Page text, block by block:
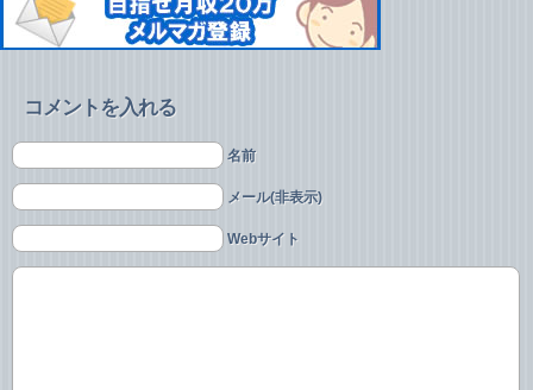
コメントを入れる
名前
メール(非表示)
Webサイト